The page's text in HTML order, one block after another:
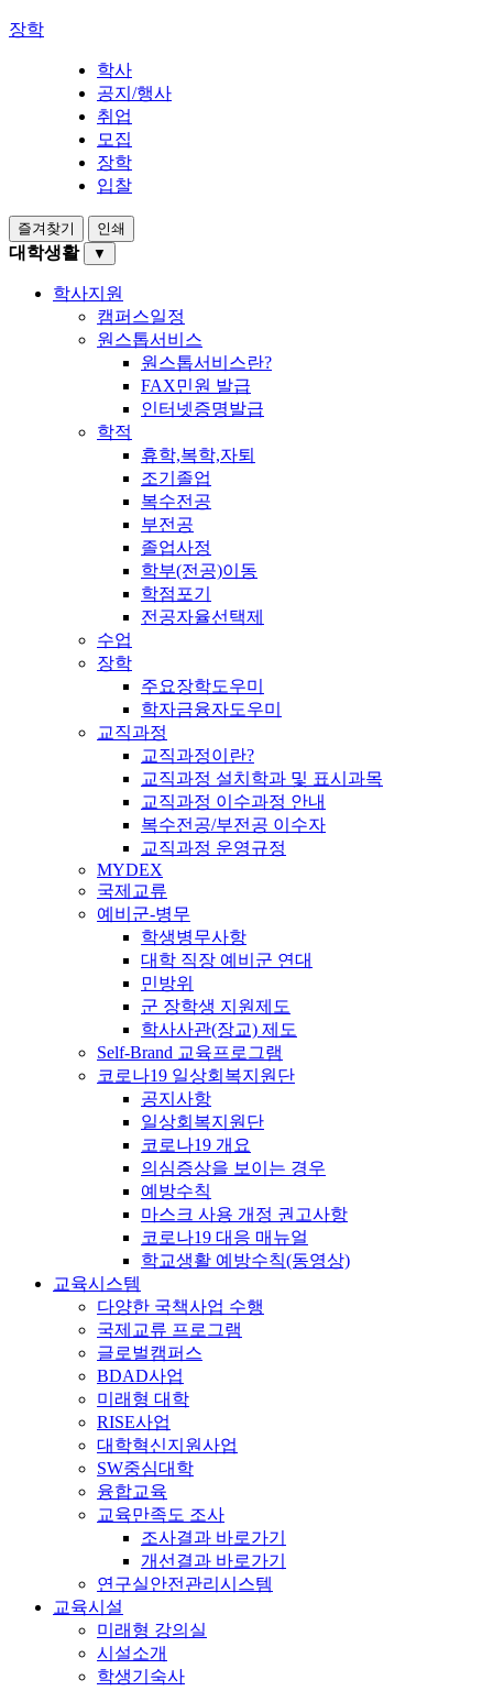
장학
학사
공지/행사
취업
모집
장학
입찰
즐겨찾기 인쇄
대학생활 ▼
학사지원
캠퍼스일정
원스톱서비스
원스톱서비스란?
FAX민원 발급
인터넷증명발급
학적
휴학,복학,자퇴
조기졸업
복수전공
부전공
졸업사정
학부(전공)이동
학점포기
전공자율선택제
수업
장학
주요장학도우미
학자금융자도우미
교직과정
교직과정이란?
교직과정 설치학과 및 표시과목
교직과정 이수과정 안내
복수전공/부전공 이수자
교직과정 운영규정
MYDEX
국제교류
예비군-병무
학생병무사항
대학 직장 예비군 연대
민방위
군 장학생 지원제도
학사사관(장교) 제도
Self-Brand 교육프로그램
코로나19 일상회복지원단
공지사항
일상회복지원단
코로나19 개요
의심증상을 보이는 경우
예방수칙
마스크 사용 개정 권고사항
코로나19 대응 매뉴얼
학교생활 예방수칙(동영상)
교육시스템
다양한 국책사업 수행
국제교류 프로그램
글로벌캠퍼스
BDAD사업
미래형 대학
RISE사업
대학혁신지원사업
SW중심대학
융합교육
교육만족도 조사
조사결과 바로가기
개선결과 바로가기
연구실안전관리시스템
교육시설
미래형 강의실
시설소개
학생기숙사